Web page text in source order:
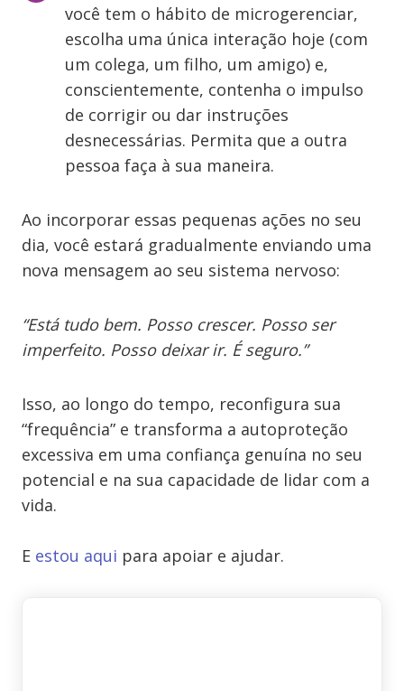
você tem o hábito de microgerenciar,
escolha uma única interação hoje (com
um colega, um filho, um amigo) e,
conscientemente, contenha o impulso
de corrigir ou dar instruções
desnecessárias. Permita que a outra
pessoa faça à sua maneira.
Ao incorporar essas pequenas ações no seu
dia, você estará gradualmente enviando uma
nova mensagem ao seu sistema nervoso:
“Está tudo bem. Posso crescer. Posso ser
imperfeito. Posso deixar ir. É seguro.”
Isso, ao longo do tempo, reconfigura sua
“frequência” e transforma a autoproteção
excessiva em uma confiança genuína no seu
potencial e na sua capacidade de lidar com a
vida.
E estou aqui para apoiar e ajudar.